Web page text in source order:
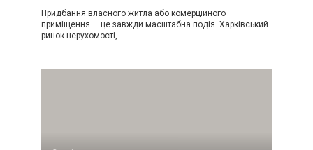
Придбання власного житла або комерційного
приміщення — це завжди масштабна подія. Харківський
ринок нерухомості,